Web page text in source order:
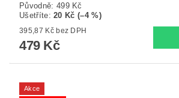
Původně: 499 Kč
Ušetříte:20 Kč (–4 %)
395,87 Kč bez DPH
479 Kč
Akce